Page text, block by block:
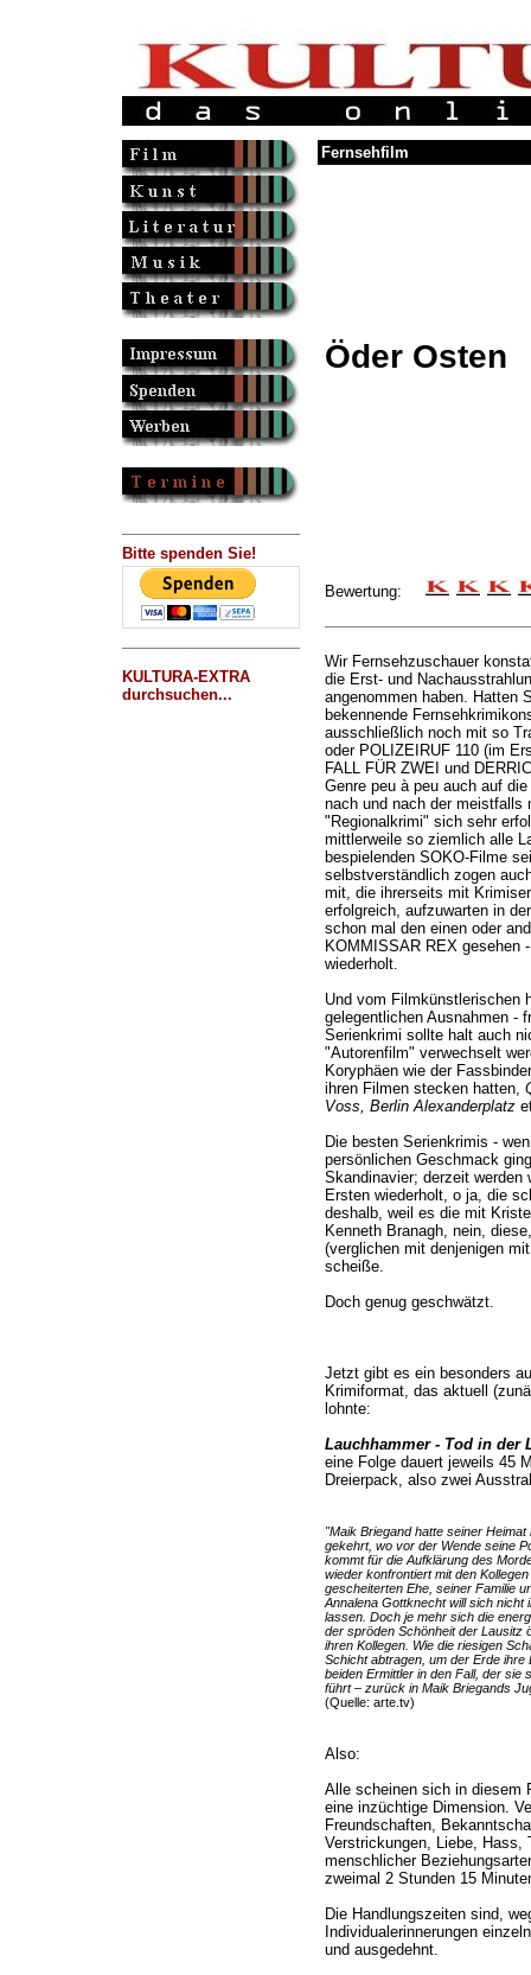
Bitte spenden Sie!
KULTURA-EXTRA
durchsuchen...
Fernsehfilm
Öder Osten
Bewertung:
Wir Fernsehzuschauer
die Erst- und
angenommen haben. Hatten
bekennende
ausschließlich noch mit so
oder POLIZEIRUF 110 (im
FALL FÜR ZWEI und
Genre peu à peu auch auf
nach und nach der meistfalls
"Regionalkrimi" sich sehr
mittlerweile so ziemlich alle
bespielenden SOKO-Filme
selbstverständlich zogen
mit, die ihrerseits mit
erfolgreich, aufzuwarten in
schon mal den einen oder
KOMMISSAR REX gesehen
wiederholt.
Und vom Filmkünstlerischen
gelegentlichen Ausnahmen -
Serienkrimi sollte halt auch
"Autorenfilm" verwechselt
Koryphäen wie der
ihren Filmen stecken hatten,
Voss, Berlin Alexanderplatz
Die besten Serienkrimis -
persönlichen Geschmack
Skandinavier; derzeit werden
Ersten wiederholt, o ja, die
deshalb, weil es die mit
Kenneth Branagh, nein,
(verglichen mit denjenigen
scheiße.
Doch genug geschwätzt.
Jetzt gibt es ein besonders
Krimiformat, das aktuell
lohnte:
Lauchhammer - Tod in der
eine Folge dauert jeweils 45
Dreierpack, also zwei
"Maik Briegand hatte seiner
gekehrt, wo vor der Wende seine
kommt für die Aufklärung des
wieder konfrontiert mit den
gescheiterten Ehe, seiner Familie
Annalena Gottknecht will sich nicht
lassen. Doch je mehr sich die
der spröden Schönheit der Lausitz
ihren Kollegen. Wie die riesigen
Schicht abtragen, um der Erde
beiden Ermittler in den Fall, der sie
führt – zurück in Maik Briegands
(Quelle: arte.tv)
Also:
Alle scheinen sich in diesem
eine inzüchtige Dimension.
Freundschaften,
Verstrickungen, Liebe, Hass,
menschlicher
zweimal 2 Stunden 15
Die Handlungszeiten sind,
Individualerinnerungen
und ausgedehnt.